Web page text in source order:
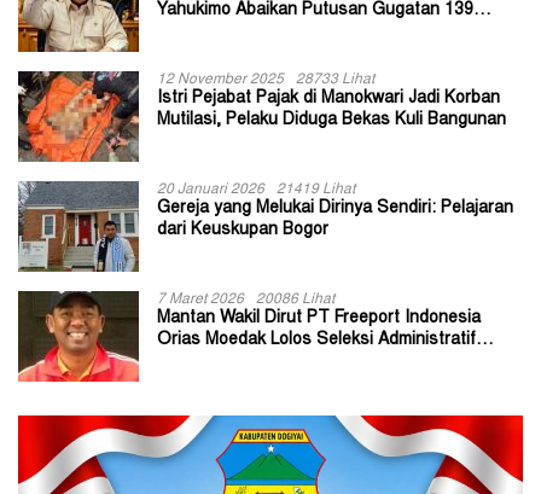
Yahukimo Abaikan Putusan Gugatan 139
12 November 2025 28733 Lihat
Istri Pejabat Pajak di Manokwari Jadi Korban
Mutilasi, Pelaku Diduga Bekas Kuli Bangunan
20 Januari 2026 21419 Lihat
Gereja yang Melukai Dirinya Sendiri: Pelajaran
dari Keuskupan Bogor
7 Maret 2026 20086 Lihat
Mantan Wakil Dirut PT Freeport Indonesia
Orias Moedak Lolos Seleksi Administratif